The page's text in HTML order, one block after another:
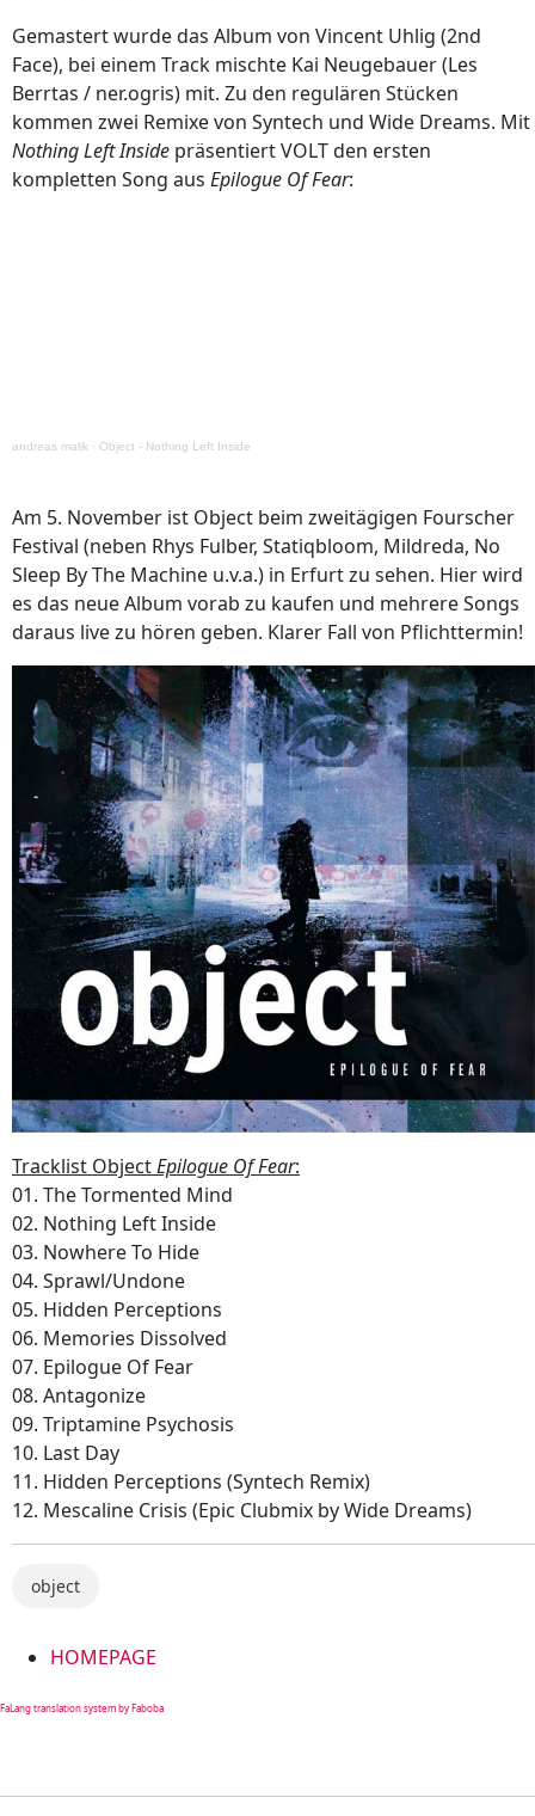
Gemastert wurde das Album von Vincent Uhlig (2nd
Face), bei einem Track mischte Kai Neugebauer (Les
Berrtas / ner.ogris) mit. Zu den regulären Stücken
kommen zwei Remixe von Syntech und Wide Dreams. Mit
Nothing Left Inside präsentiert VOLT den ersten
kompletten Song aus Epilogue Of Fear:
andreas malik · Object - Nothing Left Inside
Am 5. November ist Object beim zweitägigen Fourscher
Festival (neben Rhys Fulber, Statiqbloom, Mildreda, No
Sleep By The Machine u.v.a.) in Erfurt zu sehen. Hier wird
es das neue Album vorab zu kaufen und mehrere Songs
daraus live zu hören geben. Klarer Fall von Pflichttermin!
Tracklist ObjectEpilogue Of Fear:
01. The Tormented Mind
02. Nothing Left Inside
03. Nowhere To Hide
04. Sprawl/Undone
05. Hidden Perceptions
06. Memories Dissolved
07. Epilogue Of Fear
08. Antagonize
09. Triptamine Psychosis
10. Last Day
11. Hidden Perceptions (Syntech Remix)
12. Mescaline Crisis (Epic Clubmix by Wide Dreams)
object
HOMEPAGE
FaLang translation system by Faboba